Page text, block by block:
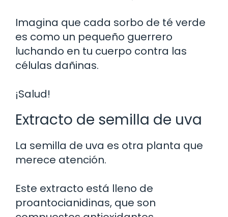
Imagina que cada sorbo de té verde
es como un pequeño guerrero
luchando en tu cuerpo contra las
células dañinas.
¡Salud!
Extracto de semilla de uva
La semilla de uva es otra planta que
merece atención.
Este extracto está lleno de
proantocianidinas, que son